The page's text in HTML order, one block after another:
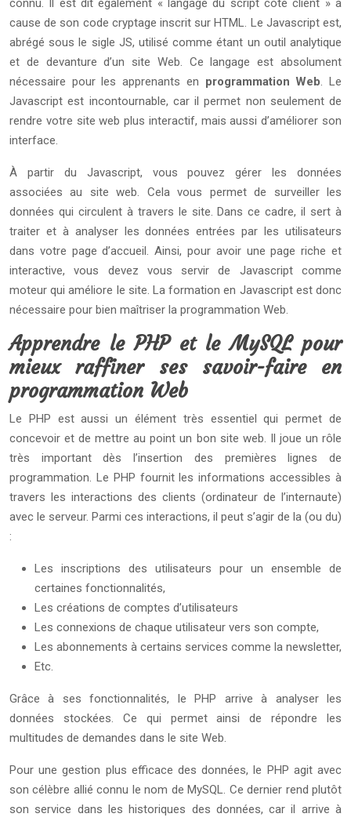
connu. Il est dit également « langage du script coté client » à
cause de son code cryptage inscrit sur HTML. Le Javascript est,
abrégé sous le sigle JS, utilisé comme étant un outil analytique
et de devanture d’un site Web. Ce langage est absolument
nécessaire pour les apprenants en programmation Web. Le
Javascript est incontournable, car il permet non seulement de
rendre votre site web plus interactif, mais aussi d’améliorer son
interface.
À partir du Javascript, vous pouvez gérer les données
associées au site web. Cela vous permet de surveiller les
données qui circulent à travers le site. Dans ce cadre, il sert à
traiter et à analyser les données entrées par les utilisateurs
dans votre page d’accueil. Ainsi, pour avoir une page riche et
interactive, vous devez vous servir de Javascript comme
moteur qui améliore le site. La formation en Javascript est donc
nécessaire pour bien maîtriser la programmation Web.
Apprendre le PHP et le MySQL pour
mieux raffiner ses savoir-faire en
programmation Web
Le PHP est aussi un élément très essentiel qui permet de
concevoir et de mettre au point un bon site web. Il joue un rôle
très important dès l’insertion des premières lignes de
programmation. Le PHP fournit les informations accessibles à
travers les interactions des clients (ordinateur de l’internaute)
avec le serveur. Parmi ces interactions, il peut s’agir de la (ou du)
:
Les inscriptions des utilisateurs pour un ensemble de
certaines fonctionnalités,
Les créations de comptes d’utilisateurs
Les connexions de chaque utilisateur vers son compte,
Les abonnements à certains services comme la newsletter,
Etc.
Grâce à ses fonctionnalités, le PHP arrive à analyser les
données stockées. Ce qui permet ainsi de répondre les
multitudes de demandes dans le site Web.
Pour une gestion plus efficace des données, le PHP agit avec
son célèbre allié connu le nom de MySQL. Ce dernier rend plutôt
son service dans les historiques des données, car il arrive à